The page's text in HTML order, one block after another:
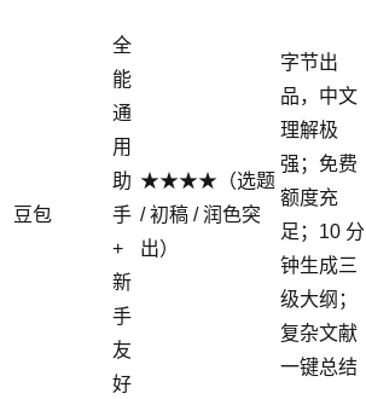
豆包
全
能
通
用
助
手
+
新
手
友
好
★★★★（选题
/ 初稿 / 润色突
出）
字节出
品，中文
理解极
强；免费
额度充
足；10 分
钟生成三
级大纲；
复杂文献
一键总结